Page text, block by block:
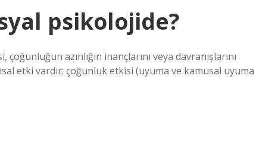
psikolojide?
azınlığın inançlarını veya davranışlarını
etki vardır: çoğunluk etkisi (uyuma ve kamusal uyuma